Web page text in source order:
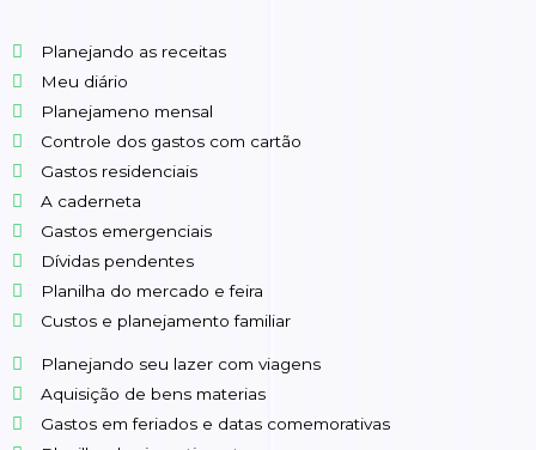
Planejando as receitas
Meu diário
Planejameno mensal
Controle dos gastos com cartão
Gastos residenciais
A caderneta
Gastos emergenciais
Dívidas pendentes
Planilha do mercado e feira
Custos e planejamento familiar
Planejando seu lazer com viagens
Aquisição de bens materias
Gastos em feriados e datas comemorativas